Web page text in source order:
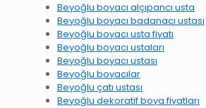
Beyoğlu boyacı alçıpancı usta
Beyoğlu boyacı badanacı ustası
Beyoğlu boyacı usta fiyatı
Beyoğlu boyacı ustaları
Beyoğlu boyacı ustası
Beyoğlu boyacılar
Beyoğlu çatı ustası
Beyoğlu dekoratif boya fiyatları